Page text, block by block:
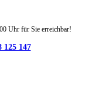
Uhr für Sie erreichbar!
125 147